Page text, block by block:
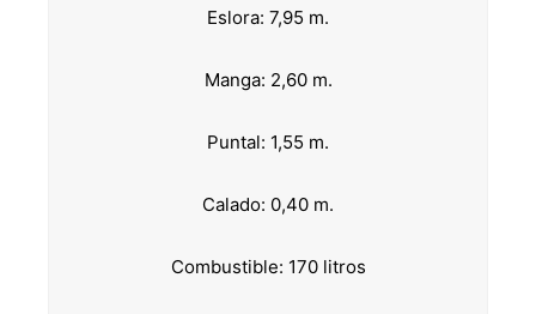
Eslora: 7,95 m.
Manga: 2,60 m.
Puntal: 1,55 m.
Calado: 0,40 m.
Combustible: 170 litros